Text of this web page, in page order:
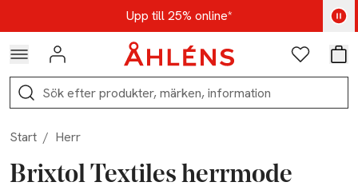
Hoppa till navigationsmenynUpp till 25% online*
Kod: AUG25 - Shoppa nu
Logga in Favoriter
Sök
Start / Herr
Brixtol Textiles herrmode